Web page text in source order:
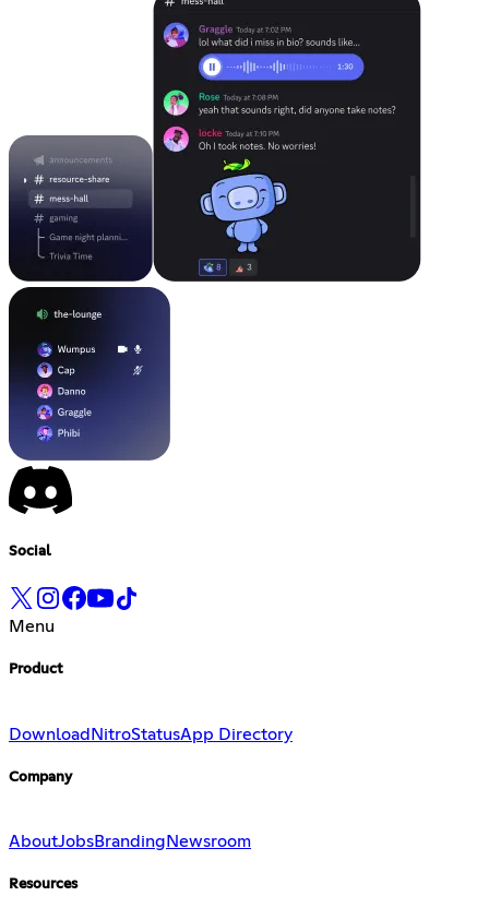
Social
Menu
Product
DownloadNitroStatusApp Directory
Company
AboutJobsBranding Newsroom
Resources